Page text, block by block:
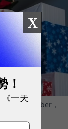
20歲YouTuber，
20億次。
X
！
一天